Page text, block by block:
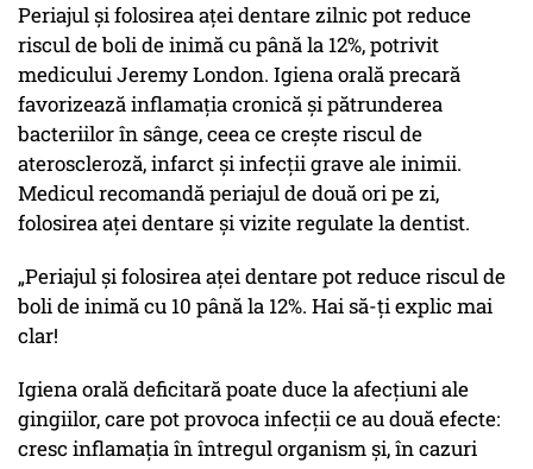
Periajul și folosirea aței dentare zilnic pot reduce
riscul de boli de inimă cu până la 12%, potrivit
medicului Jeremy London. Igiena orală precară
favorizează inflamația cronică și pătrunderea
bacteriilor în sânge, ceea ce crește riscul de
ateroscleroză, infarct și infecții grave ale inimii.
Medicul recomandă periajul de două ori pe zi,
folosirea aței dentare și vizite regulate la dentist.
„Periajul și folosirea aței dentare pot reduce riscul de
boli de inimă cu 10 până la 12%. Hai să-ți explic mai
clar!
Igiena orală deficitară poate duce la afecțiuni ale
gingiilor, care pot provoca infecții ce au două efecte:
cresc inflamația în întregul organism și, în cazuri